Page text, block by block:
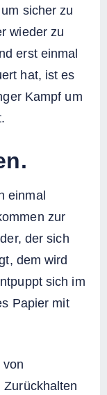
sicher zu
wieder zu
erst einmal
hat, ist es
Kampf um
einmal
zur
der sich
dem wird
sich im
Papier mit
von